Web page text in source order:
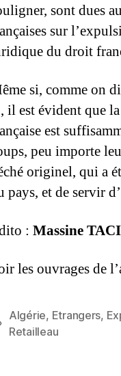
sont dues
sur
du droit
si, comme on
il est évident que
est
peu importe
originel, qui a
pays, et de servir
: Massine
les ouvrages de
Algérie, Etrangers,
Retailleau